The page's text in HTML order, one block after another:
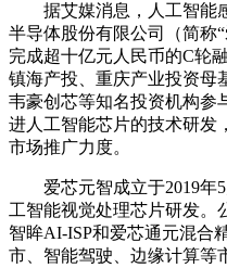
据艾媒消息，人工智能
半导体股份有限公司（简称
完成超十亿元人民币的C轮
镇海产投、重庆产业投资母
韦豪创芯等知名投资机构参
进人工智能芯片的技术研发
市场推广力度。
爱芯元智成立于2019年5
工智能视觉处理芯片研发
智眸AI-ISP和爱芯通元混合
市、智能驾驶、边缘计算等